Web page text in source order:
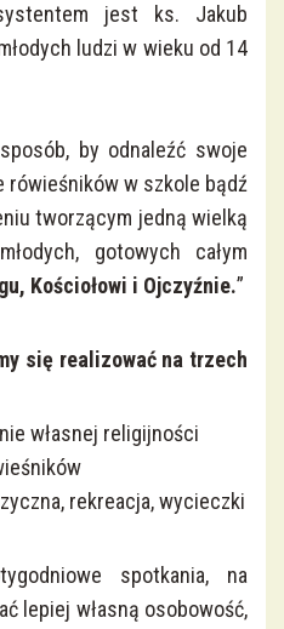
jest ks. Jakub
ludzi w wieku od 14
by odnaleźć swoje
w szkole bądź
tworzącym jedną wielką
gotowych całym
Kościołowi i Ojczyźnie.”
się realizować na trzech
własnej religijności
rekreacja, wycieczki
spotkania, na
lepiej własną osobowość,